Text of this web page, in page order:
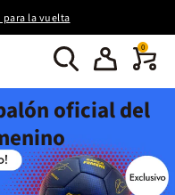
para la vuelta
0
oficial del